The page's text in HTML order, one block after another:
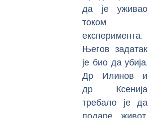
да је уживао
током
експеримента.
Његов задатак
је био да убија.
Др Илинов и
др Ксенија
требало је да